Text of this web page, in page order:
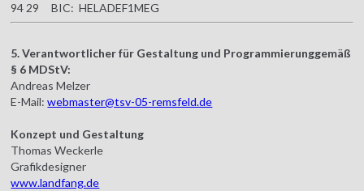
94 29 BIC: HELADEF1MEG
5. Verantwortlicher für Gestaltung und Programmierunggemäß
§ 6 MDStV:
Andreas Melzer
E-Mail:webmaster@tsv-05-remsfeld.de
Konzept und Gestaltung
Thomas Weckerle
Grafikdesigner
www.landfang.de